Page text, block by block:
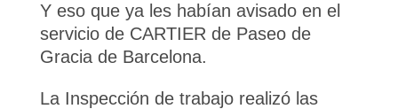
Y eso que ya les habían avisado en el
servicio de CARTIER de Paseo de
Gracia de Barcelona.
La Inspección de trabajo realizó las